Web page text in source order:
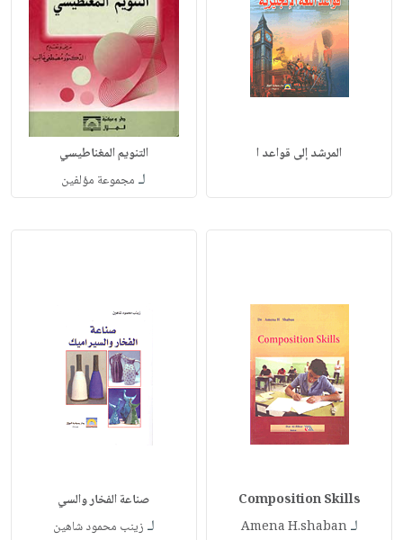
المرشد إلى قواعد ا التنويم المغناطيسي
لـ مجموعة مؤلفين
Composition Skills
لـAmena H.shaban
صناعة الفخار والسي
لـ زينب محمود شاهين